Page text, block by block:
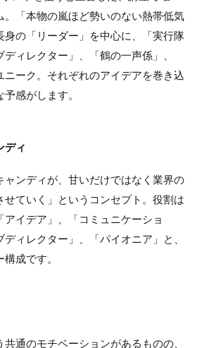
。「本物の嵐ほど勢いのない熱帯低気
身の「リーダー」を中心に、「実行隊
ィレクター」、「鶴の一声係」、
ニーク。それぞれのアイデアを巻き込
感がします。
ディ
ャンディが、甘いだけではなく業界の
せていく」というコンセプト。役割は
アイデア」、「コミュニケーショ
ィレクター」、「パイオニア」と、
成です。
共通のモチベーションがあるものの、